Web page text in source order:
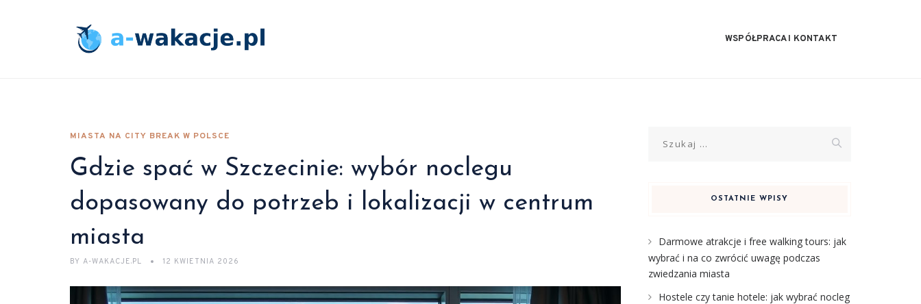
WSPÓŁPRACA I KONTAKT
MIASTA NA CITY BREAK W POLSCE
Gdzie spać w Szczecinie: wybór noclegu
dopasowany do potrzeb i lokalizacji w centrum
miasta
BY A-WAKACJE.PL 12 KWIETNIA 2026
OSTATNIE WPISY
Darmowe atrakcje i free walking tours: jak
wybrać i na co zwrócić uwagę podczas
zwiedzania miasta
Hostele czy tanie hotele: jak wybrać nocleg